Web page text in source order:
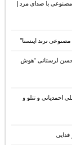
با صدای مرد |
محسن لرستانی “هوش
احمدیانی و تتلو و
فدایی